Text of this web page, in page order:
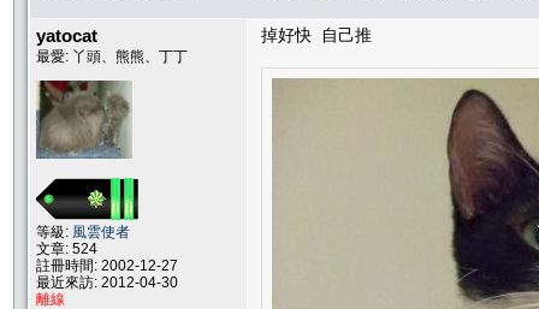
yatocat
最愛: 丫頭、熊熊、丁丁
等級: 風雲使者
文章: 524
註冊時間: 2002-12-27
最近來訪: 2012-04-30
離線
掉好快 自己推